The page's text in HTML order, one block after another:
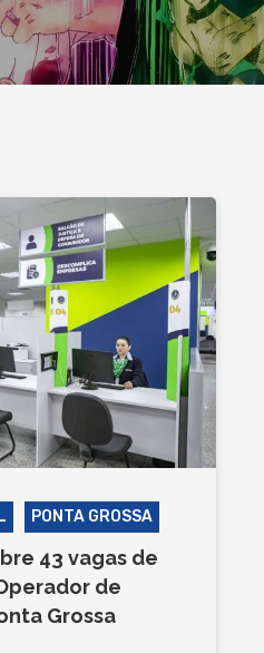
PONTA GROSSA
43 vagas de
de
Grossa